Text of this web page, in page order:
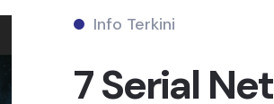
Info Terkini
7 Serial